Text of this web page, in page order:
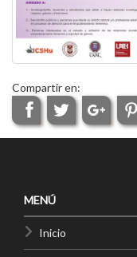
Compartir en:
MENÚ
Inicio